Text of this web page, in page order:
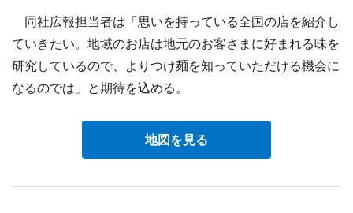
同社広報担当者は「思いを持っている全国の店を紹介し
ていきたい。地域のお店は地元のお客さまに好まれる味を
研究しているので、よりつけ麺を知っていただける機会に
なるのでは」と期待を込める。
地図を見る